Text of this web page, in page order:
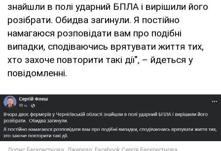
знайшли в полі ударний БПЛА і вирішили його
розібрати. Обидва загинули. Я постійно
намагаюся розповідати вам про подібні
випадки, сподіваючись врятувати життя тих,
хто захоче повторити такі дії", – йдеться у
повідомленні.